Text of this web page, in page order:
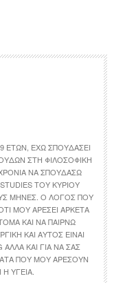
ΕΤΏΝ, ΈΧΩ ΣΠΟΥΔΆΣΕΙ
ΣΤΗ ΦΙΛΟΣΟΦΙΚΉ
ΝΑ ΣΠΟΥΔΆΣΩ
ΤΟΥ ΚΎΡΙΟΥ
ΜΉΝΕΣ. Ο ΛΌΓΟΣ ΠΟΥ
ΜΟΥ ΑΡΈΣΕΙ ΑΡΚΕΤΆ
ΚΑΙ ΝΑ ΠΑΊΡΝΩ
ΚΑΙ ΑΥΤΌΣ ΕΊΝΑΙ
ΚΑΙ ΓΙΑ ΝΑ ΣΑΣ
ΠΟΥ ΜΟΥ ΑΡΈΣΟΥΝ
ΥΓΕΊΑ.